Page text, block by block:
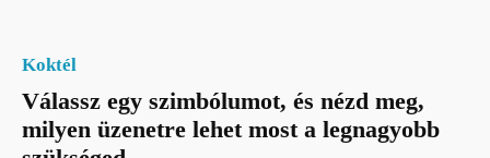
Koktél
Válassz egy szimbólumot, és nézd meg,
milyen üzenetre lehet most a legnagyobb